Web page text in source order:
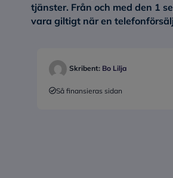
tjänster. Från och med den 1
vara giltigt när en
Skribent: Bo Lilja
Så finansieras sidan